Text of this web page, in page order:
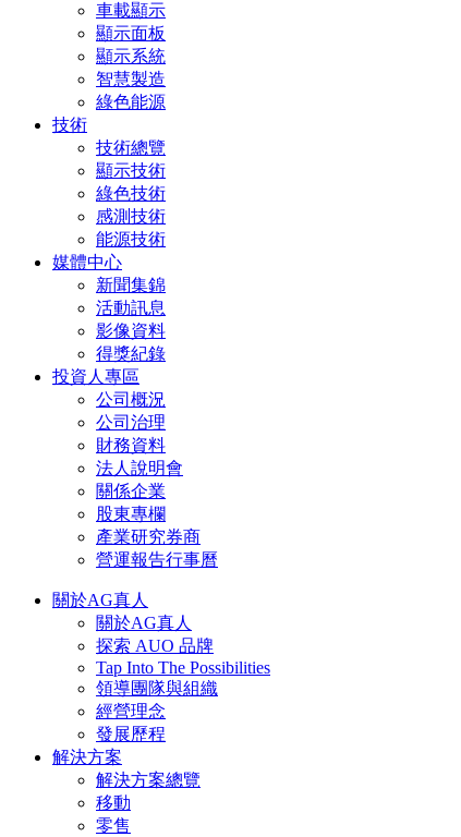
車載顯示
顯示面板
顯示系統
智慧製造
綠色能源
技術
技術總覽
顯示技術
綠色技術
感測技術
能源技術
媒體中心
新聞集錦
活動訊息
影像資料
得獎紀錄
投資人專區
公司概況
公司治理
財務資料
法人說明會
關係企業
股東專欄
產業研究券商
營運報告行事曆
關於AG真人
關於AG真人
探索 AUO 品牌
Tap Into The Possibilities
領導團隊與組織
經營理念
發展歷程
解決方案
解決方案總覽
移動
零售